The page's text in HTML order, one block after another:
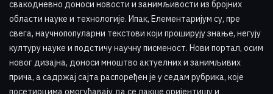
свакодневно доноси новости и занимљивости из бројних
области науке и технологије. Ипак, Елементаријум су, пре
свега, научнопопуларни текстови који проширују знање, негују
културу науке и подстичу научну писменост. Нови портал, осим
новог дизајна, доноси мноштво актуелних и занимљивих
прича, а садржај сајта распоређен је у седам рубрика, које
посетиоцима омогућавају да се лакше оријентишу и